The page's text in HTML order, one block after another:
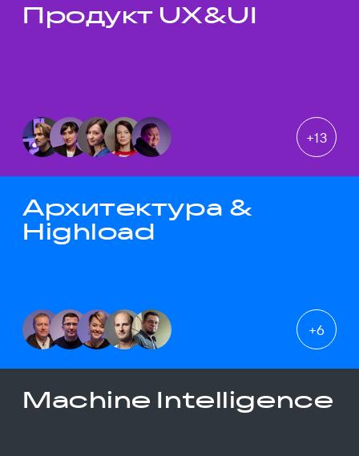
Темы докладов
Продукт UX&UI
+13
Архитектура &
Highload
+6
Machine Intelligence